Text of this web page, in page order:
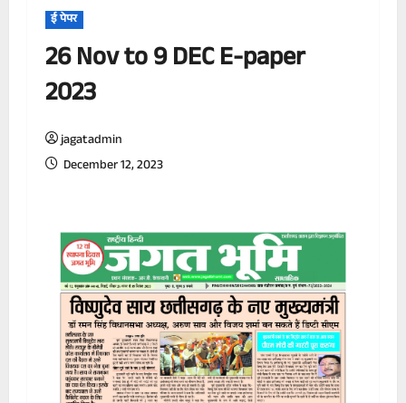
ई पेपर
26 Nov to 9 DEC E-paper
2023
jagatadmin
December 12, 2023